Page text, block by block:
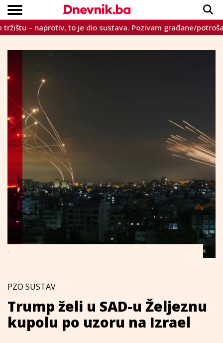
VIJESTI
SPORT
INTERVIEW
TEME
CRNA KRONIKA
LIFESTYLE
Copyright © Dnevnik.ba 2023.
naprotiv, to je dio sustava. Pozivam građane/potrošače, da
-
PZO SUSTAV
Trump želi u SAD-u Željeznu
kupolu po uzoru na Izrael